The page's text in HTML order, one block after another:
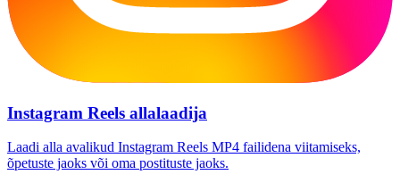
Instagram Reels allalaadija
Laadi alla avalikud Instagram Reels MP4 failidena viitamiseks,
õpetuste jaoks või oma postituste jaoks.